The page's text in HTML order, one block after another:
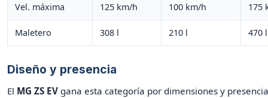
Vel. máxima 125 km/h 100 km/h 175
Maletero 308 l 210 l 470 l
Diseño y presencia
El MG ZS EV gana esta categoría por dimensiones y